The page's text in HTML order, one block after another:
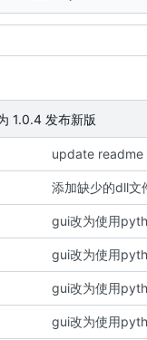
1.0.4 发布新版
update readme
添加缺少的dll文
gui改为使用
gui改为使用
gui改为使用
gui改为使用